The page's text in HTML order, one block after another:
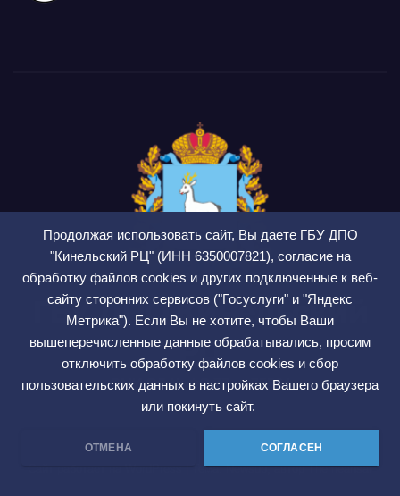
Продолжая использовать сайт, Вы даете ГБУ ДПО
"Кинельский РЦ" (ИНН 6350007821), согласие на
обработку файлов cookies и других подключенные к веб-
сайту сторонних сервисов ("Госуслуги" и "Яндекс
Метрика"). Если Вы не хотите, чтобы Ваши
вышеперечисленные данные обрабатывались, просим
отключить обработку файлов cookies и сбор
пользовательских данных в настройках Вашего браузера
или покинуть сайт.
ОТМЕНА СОГЛАСЕН
ГБУ ДПО Кинельский
РЦ
СМИ ЭЛ № ФС 77 — 75564
Тема: Newsup, авторThemeansar